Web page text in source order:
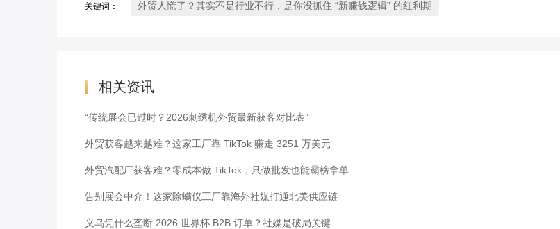
关键词： 外贸人慌了？其实不是行业不行，是你没抓住 “新赚钱逻辑” 的红利期
相关资讯
“传统展会已过时？2026刺绣机外贸最新获客对比表”
外贸获客越来越难？这家工厂靠 TikTok 赚走 3251 万美元
外贸汽配厂获客难？零成本做 TikTok，只做批发也能霸榜拿单
告别展会中介！这家除螨仪工厂靠海外社媒打通北美供应链
义乌凭什么垄断 2026 世界杯 B2B 订单？社媒是破局关键